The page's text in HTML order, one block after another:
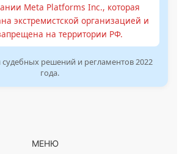
Meta Platforms Inc., которая
экстремистской организацией и
на территории РФ.
решений и регламентов 2022
года.
МЕНЮ